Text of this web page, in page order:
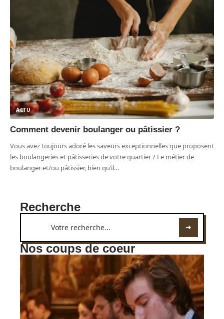
ACTU
Comment devenir boulanger ou pâtissier ?
Vous avez toujours adoré les saveurs exceptionnelles que proposent
les boulangeries et pâtisseries de votre quartier ? Le métier de
boulanger et/ou pâtissier, bien qu’il…
Recherche
Nos coups de coeur